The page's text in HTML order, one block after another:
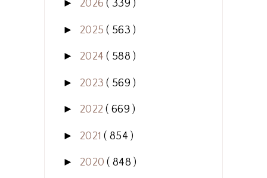
► 2026( 339 )
► 2025( 563 )
► 2024( 588 )
► 2023( 569 )
► 2022( 669 )
► 2021( 854 )
► 2020( 848 )